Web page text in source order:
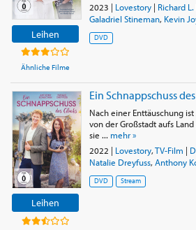
Leihen
Ähnliche Filme
2023 | Lovestory| Richard
Galadriel Stineman, Kevin
DVD
Leihen
Ein Schnappschuss
Nach einer Enttäuschung
von der Großstadt aufs
sie ... mehr »
2022 | Lovestory,TV-Film |
Natalie Dreyfuss, Anthony
DVD Stream